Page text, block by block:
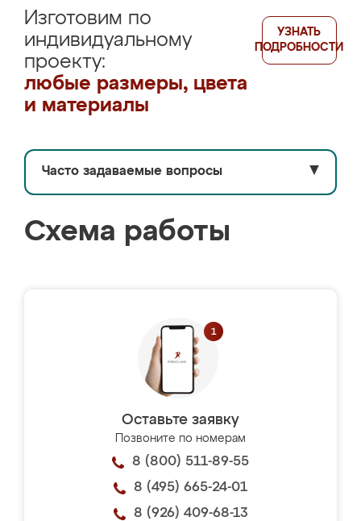
Изготовим по
индивидуальному
проекту:
любые размеры, цвета
и материалы
УЗНАТЬ
ПОДРОБНОСТИ
Часто задаваемые вопросы ▼
Схема работы
Оставьте заявку
Позвоните по номерам
8 (800) 511-89-55
8 (495) 665-24-01
8 (926) 409-68-13